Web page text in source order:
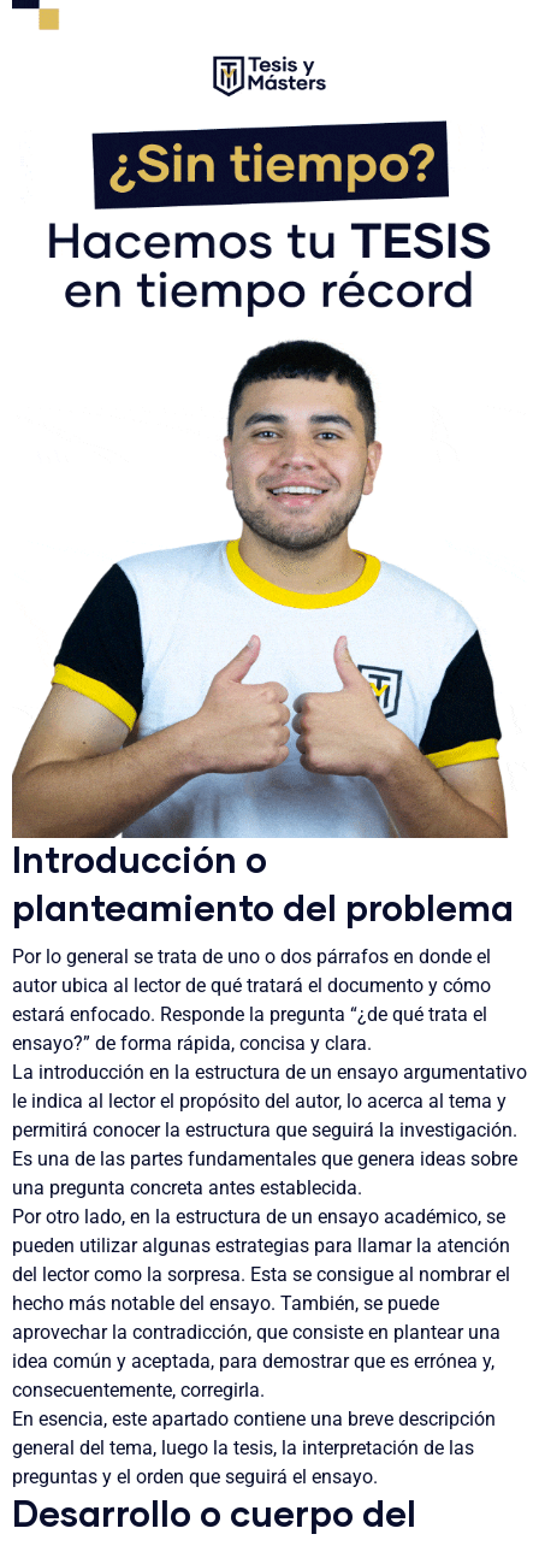
Introducción o
planteamiento del problema
Por lo general se trata de uno o dos párrafos en donde el
autor ubica al lectorde qué tratará el documento y cómo
estará enfocado. Responde la pregunta “¿de qué trata el
ensayo?” de forma rápida, concisa y clara.
La introducción en la estructura de un ensayo argumentativo
le indica al lector el propósito del autor, lo acerca al tema y
permitirá conocer la estructura que seguirá la investigación.
Es una de las partes fundamentales que genera ideas sobre
una pregunta concreta antes establecida.
Por otro lado, en la estructura de un ensayo académico, se
pueden utilizar algunas estrategias para llamar la atención
del lector como la sorpresa. Esta se consigue al nombrar el
hecho más notable del ensayo. También, se puede
aprovechar la contradicción, que consiste en plantear una
idea común y aceptada, para demostrar que es errónea y,
consecuentemente, corregirla.
En esencia, este apartado contiene una breve descripción
general del tema, luego la tesis, la interpretación de las
preguntas y el orden que seguirá el ensayo.
Desarrollo o cuerpo del